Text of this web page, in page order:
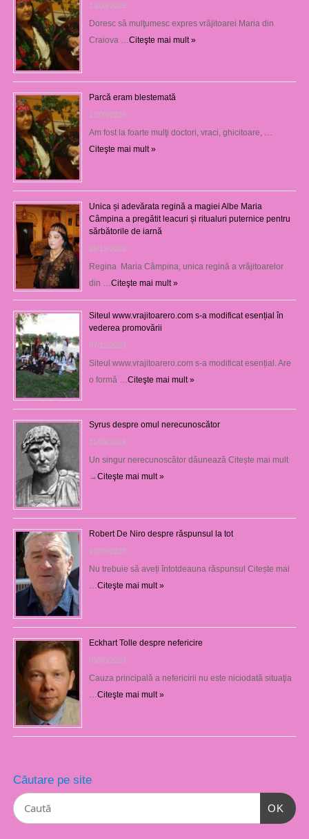
13/03/2025
Doresc să mulţumesc expres vrăjitoarei Maria din
Craiova … Citeşte mai mult »
Parcă eram blestemată
12/03/2025
Am fost la foarte mulţi doctori, vraci, ghicitoare, …
Citeşte mai mult »
Unica și adevărata regină a magiei Albe Maria
Câmpina a pregătit leacuri și ritualuri puternice pentru
sărbătorile de iarnă
26/12/2023
Regina Maria Câmpina, unica regină a vrăjitoarelor
din … Citeşte mai mult »
Siteul www.vrajitoarero.com s-a modificat esențial în
vederea promovării
07/12/2023
Siteul www.vrajitoarero.com s-a modificat esențial. Are
o formă … Citeşte mai mult »
Syrus despre omul nerecunoscător
11/09/2023
Un singur nerecunoscător dăunează Citește mai mult
→Citeşte mai mult »
Robert De Niro despre răspunsul la tot
10/09/2023
Nu trebuie să aveți întotdeauna răspunsul Citește mai
Citeşte mai mult »
Eckhart Tolle despre nefericire
09/09/2023
Cauza principală a nefericirii nu este niciodată situaţia
Citeşte mai mult »
Căutare pe site
OK